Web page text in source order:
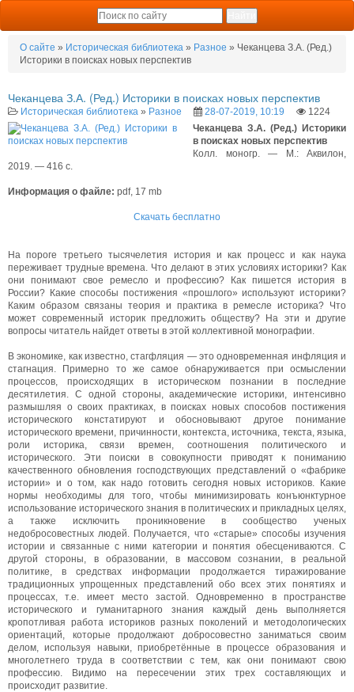
О сайте » Историческая библиотека » Разное » Чеканцева З.А. (Ред.)
Историки в поисках новых перспектив
Чеканцева З.А. (Ред.) Историки в поисках новых перспектив
Историческая библиотека » Разное 28-07-2019, 10:19
1224
Чеканцева З.А. (Ред.) Историки
в поисках новых перспектив
Колл. моногр. — М.: Аквилон,
2019. — 416 с.
Информация о файле: pdf, 17 mb
Скачать бесплатно
На пороге третьего тысячелетия история и как процесс и как наука
переживает трудные времена. Что делают в этих условиях историки? Как
они понимают свое ремесло и профессию? Как пишется история в
России? Какие способы постижения «прошлого» используют историки?
Каким образом связаны теория и практика в ремесле историка? Что
может современный историк предложить обществу? На эти и другие
вопросы читатель найдет ответы в этой коллективной монографии.
В экономике, как известно, стагфляция — это одновременная инфляция и
стагнация. Примерно то же самое обнаруживается при осмыслении
процессов, происходящих в историческом познании в последние
десятилетия. С одной стороны, академические историки, интенсивно
размышляя о своих практиках, в поисках новых способов постижения
исторического констатируют и обосновывают другое понимание
исторического времени, причинности, контекста, источника, текста, языка,
роли историка, связи времен, соотношения политического и
исторического. Эти поиски в совокупности приводят к пониманию
качественного обновления господствующих представлений о «фабрике
истории» и о том, как надо готовить сегодня новых историков. Какие
нормы необходимы для того, чтобы минимизировать конъюнктурное
использование исторического знания в политических и прикладных целях,
а также исключить проникновение в сообщество ученых
недобросовестных людей. Получается, что «старые» способы изучения
истории и связанные с ними категории и понятия обесцениваются. С
другой стороны, в образовании, в массовом сознании, в реальной
политике, в средствах информации продолжается тиражирование
традиционных упрощенных представлений обо всех этих понятиях и
процессах, т.е. имеет место застой. Одновременно в пространстве
исторического и гуманитарного знания каждый день выполняется
кропотливая работа историков разных поколений и методологических
ориентаций, которые продолжают добросовестно заниматься своим
делом, используя навыки, приобретённые в процессе образования и
многолетнего труда в соответствии с тем, как они понимают свою
профессию. Видимо на пересечении этих трех составляющих и
происходит развитие.